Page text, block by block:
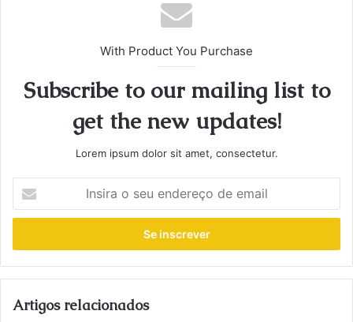
With Product You Purchase
Subscribe to our mailing list to
get the new updates!
Lorem ipsum dolor sit amet, consectetur.
seu
de
email
Artigos relacionados